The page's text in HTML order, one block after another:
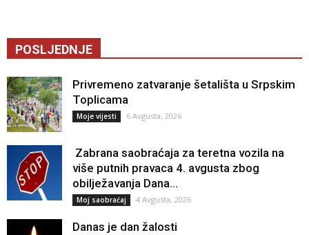
POSLJEDNJE
Privremeno zatvaranje šetališta u Srpskim
Toplicama
Moje vijesti 6 Avgusta, 2026
Zabrana saobraćaja za teretna vozila na
više putnih pravaca 4. avgusta zbog
obilježavanja Dana...
Moj saobraćaj 4 Avgusta, 2026
Danas je dan žalosti